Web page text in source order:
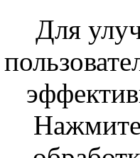
Для
Нажмите